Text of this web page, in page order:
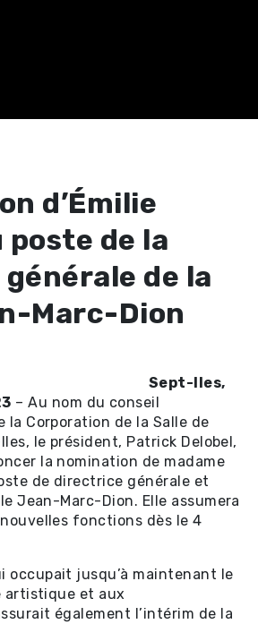
d’Émilie
poste de la
de la
Marc-Dion
Sept-Iles,
–Au nom du conseil
la Corporation de la Salle de
le président, Patrick Delobel,
la nomination de madame
de directrice générale et
Jean-Marc-Dion. Elle assumera
fonctions dès le 4
occupait jusqu’à maintenant le
artistique et aux
également l’intérim de la
⧉
cadeau
en ligne -
locaux
⧉
et